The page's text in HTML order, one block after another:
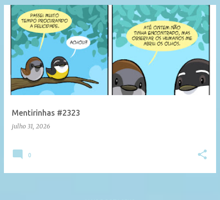
Mentirinhas #2323
julho 31, 2026
0